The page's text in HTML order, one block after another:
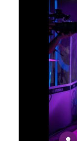
In 2017
‘Lights and
in de live-
is een act
een meer